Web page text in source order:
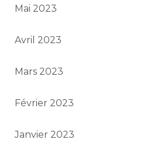
Mai 2023
Avril 2023
Mars 2023
Février 2023
Janvier 2023